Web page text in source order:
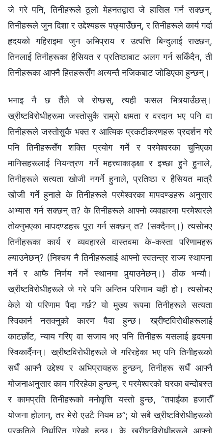
जे गरे पनि, तिनीहरूले ठूलो मेहनतद्वारा जे हासिल गर्न सक्छन्,
तिनीहरूले जुन दिशा र उद्देश्यहरू पछ्याउँछन्, र तिनीहरूले कार्य गर्दा
हृदयको गहिराइमा जुन अभिप्राय र उत्पत्ति बिन्दुलाई राख्छन्,
तिनलाई तिनीहरूका हैसियत र प्रतिष्ठाबाट अलग गर्न सकिँदैन, ती
तिनीहरूका आफ्नै हितहरूसँग अत्यन्तै नजिकबाट जोडिएका हुन्छन्।
भनाइ नै छ तैँले जे रोप्छस्, त्यही फसल भित्र्याउँछस्।
ख्रीष्टविरोधीहरूमा जस्तोसुकै राम्रो क्षमता र वरदान भए पनि वा
तिनीहरूले जस्तोसुकै भक्त र आत्मिक प्रकटीकरणहरू प्रदर्शन गरे
पनि तिनीहरूसँग शक्ति प्रयोग गर्ने र परमेश्‍वरका चुनिएका
मानिसहरूलाई नियन्त्रण गर्ने महत्त्वाकाङ्क्षा र इच्छा हुने हुनाले,
तिनीहरूले सत्यता खोजी नगर्ने हुनाले, प्रतिष्ठा र हैसियत मात्रै
खोजी गर्ने हुनाले के तिनीहरूले परमेश्‍वरका मापदण्डहरू अनुसार
अभ्यास गर्न सक्छन् त? के तिनीहरूले आफ्नो व्यवहारमा परमेश्‍वरले
तोक्नुभएका मापदण्डहरू पूरा गर्न सक्छन् त? (सक्दैनन्।) त्यसोभए
तिनीहरूका कार्य र व्यवहारले वास्तवमा के-कस्ता परिणामहरू
ल्याउनेछन्? (निश्‍चय नै तिनीहरूलाई आफ्नो स्वतन्त्र राज्य स्थापना
गर्ने र आफै निर्णय गर्ने स्थानमा पुर्‍याउनेछन्।) ठीक भन्यौ।
ख्रीष्टविरोधीहरूले जे गरे पनि अन्तिम परिणाम यही हो। त्यसोभए
केले यो परिणाम पैदा गर्छ? यो मुख्य रूपमा तिनीहरूले सत्यता
स्विकार्न नसक्नुको कारण पैदा हुन्छ। ख्रीष्टविरोधीहरूलाई
काटछाँट, न्याय गरिए वा सजाय भए पनि तिनीहरू यसलाई हृदयमा
स्विकार्दैनन्। ख्रीष्टविरोधीहरूले जे गरिरहेका भए पनि तिनीहरूको
सधैँ आफ्‍नै उद्देश्य र अभिप्रायहरू हुन्छन्, तिनीहरू सधैँ आफ्‍नै
योजनाअनुसार काम गरिरहेका हुन्छन्, र परमेश्‍वरको घरका बन्दोबस्त
र कामप्रति तिनीहरूको मनोवृत्ति यस्तो हुन्छ, “तपाईंका हजारौँ
योजना होलान्, तर मेरो एउटै नियम छ”; यो सबै ख्रीष्टविरोधीहरूको
प्रकृतिले निर्धारित गरेको हुन्छ। के ख्रीष्टविरोधीहरूले आफ्‍नो